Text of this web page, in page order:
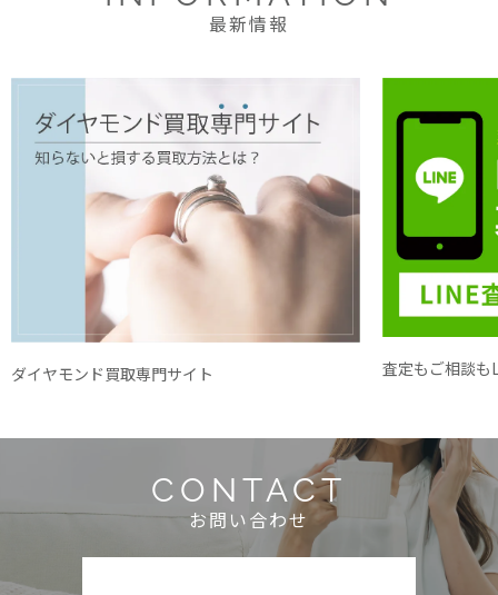
最新情報
ダイヤモンド買取専門サイト 査定もご相談も
CONTACT
お問い合わせ